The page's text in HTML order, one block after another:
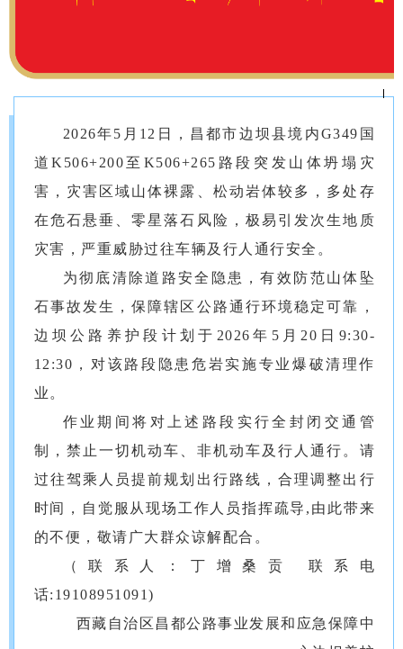
2026年5月12日，昌都市边坝县境内G349国
道K506+200至K506+265路段突发山体坍塌灾
害，灾害区域山体裸露、松动岩体较多，多处存
在危石悬垂、零星落石风险，极易引发次生地质
灾害，严重威胁过往车辆及行人通行安全。
为彻底清除道路安全隐患，有效防范山体坠
石事故发生，保障辖区公路通行环境稳定可靠，
边坝公路养护段计划于2026年5月20日9:30-
12:30，对该路段隐患危岩实施专业爆破清理作
业。
作业期间将对上述路段实行全封闭交通管
制，禁止一切机动车、非机动车及行人通行。请
过往驾乘人员提前规划出行路线，合理调整出行
时间，自觉服从现场工作人员指挥疏导,由此带来
的不便，敬请广大群众谅解配合。
（联系人：丁增桑贡 联系电
话:19108951091)
西藏自治区昌都公路事业发展和应急保障中